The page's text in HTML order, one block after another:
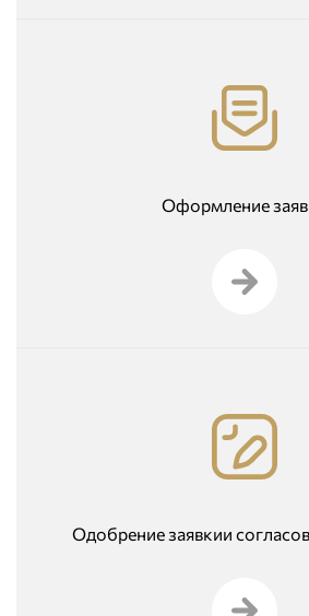
Оформление
Одобрение заявкии